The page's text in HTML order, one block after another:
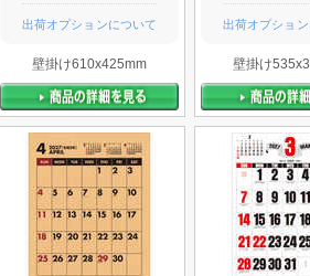
出荷オプションについて
壁掛け610x425mm
出荷オプショ
壁掛け